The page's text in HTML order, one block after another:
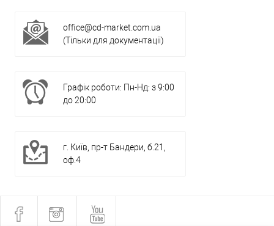
office@cd-market.com.ua
(Тільки для документації)
Графік роботи: Пн-Нд: з 9:00
до 20:00
г. Київ, пр-т Бандери, б.21,
оф.4